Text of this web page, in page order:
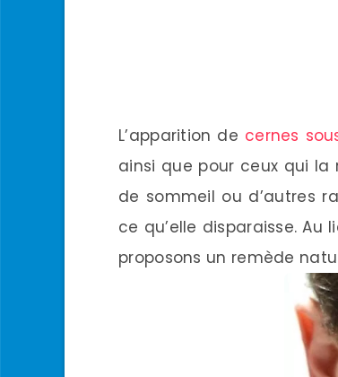
L’apparition de cernes
ainsi que pour ceux qui
de sommeil ou d’autres
ce qu’elle disparaisse. Au
proposons un remède